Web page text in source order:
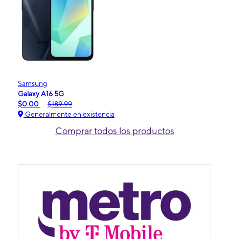
Samsung
Galaxy A16 5G
$0.00
$189.99
Generalmente en existencia
Comprar todos los productos